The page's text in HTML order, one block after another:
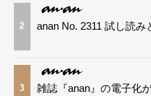
2 anan No. 2311 試し読み
3 雑誌『anan』の電子化